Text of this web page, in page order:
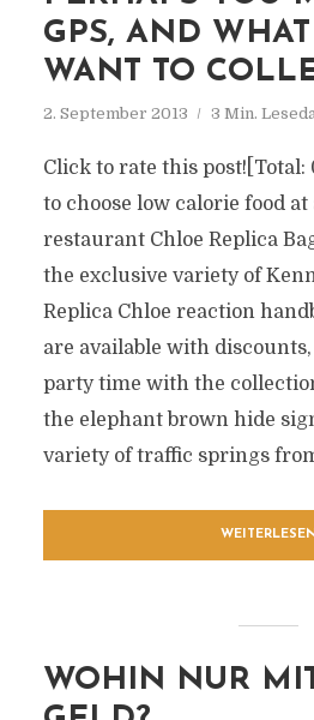
GPS, AND
WANT TO
2. September 2013 3 Min.
Click to rate this post![Total:
to choose low calorie food
restaurant Chloe Replica
the exclusive variety of
Replica Chloe reaction
are available with
party time with the
the elephant brown hide
variety of traffic springs
WEITERLESEN
WOHIN NUR